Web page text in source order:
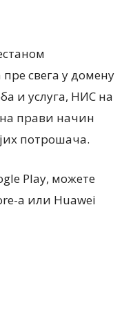
свега у домену
и услуга, НИС на
прави начин
потрошача.
Play, можете
а или Huawei